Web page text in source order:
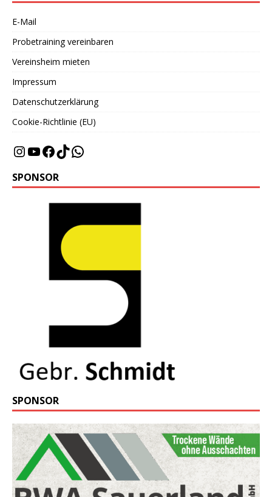
E-Mail
Probetraining vereinbaren
Vereinsheim mieten
Impressum
Datenschutzerklärung
Cookie-Richtlinie (EU)
SPONSOR
SPONSOR